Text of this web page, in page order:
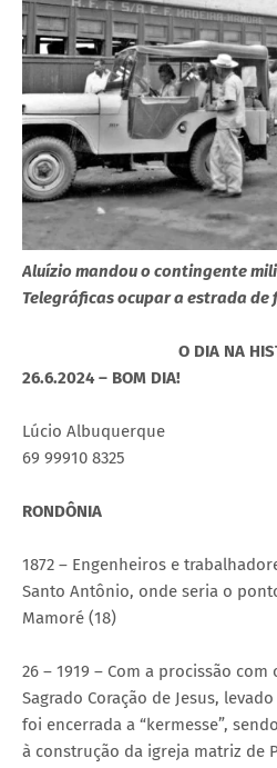
Aluízio mandou o contingente
Telegráficas ocupar a estrada de
O DIA NA
26.6.2024 – BOM DIA!
Lúcio Albuquerque
69 99910 8325
RONDÔNIA
1872 – Engenheiros e
Santo Antônio, onde seria o
Mamoré (18)
26 – 1919 – Com a procissão
Sagrado Coração de Jesus,
foi encerrada a “kermesse”,
à construção da igreja matriz de